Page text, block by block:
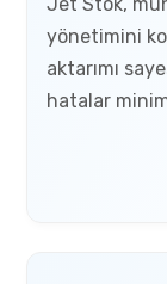
yönetimini
aktarımı
hatalar